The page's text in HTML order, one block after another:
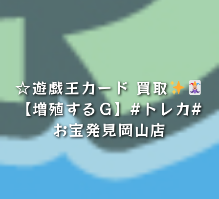
☆遊戯王カード 買取
【増殖するＧ】#トレカ#
お宝発見岡山店